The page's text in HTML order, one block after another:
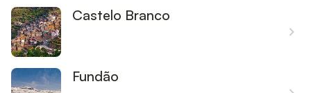
Castelo Branco
Fundão